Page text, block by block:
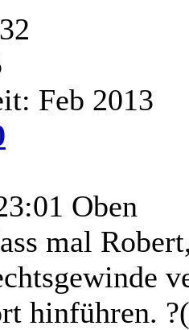
Feb 2013
Oben
mal
hinführen.